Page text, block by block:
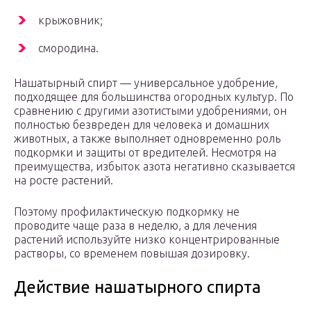
крыжовник;
смородина.
Нашатырный спирт — универсальное удобрение,
подходящее для большинства огородных культур. По
сравнению с другими азотистыми удобрениями, он
полностью безвреден для человека и домашних
животных, а также выполняет одновременно роль
подкормки и защиты от вредителей. Несмотря на
преимущества, избыток азота негативно сказывается
на росте растений.
Поэтому профилактическую подкормку не
проводите чаще раза в неделю, а для лечения
растений используйте низко концентрированные
растворы, со временем повышая дозировку.
Действие нашатырного спирта